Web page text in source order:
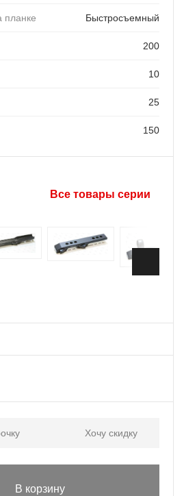
планке Быстросъемный
200
10
25
150
Все товары серии
Хочу скидку
В корзину